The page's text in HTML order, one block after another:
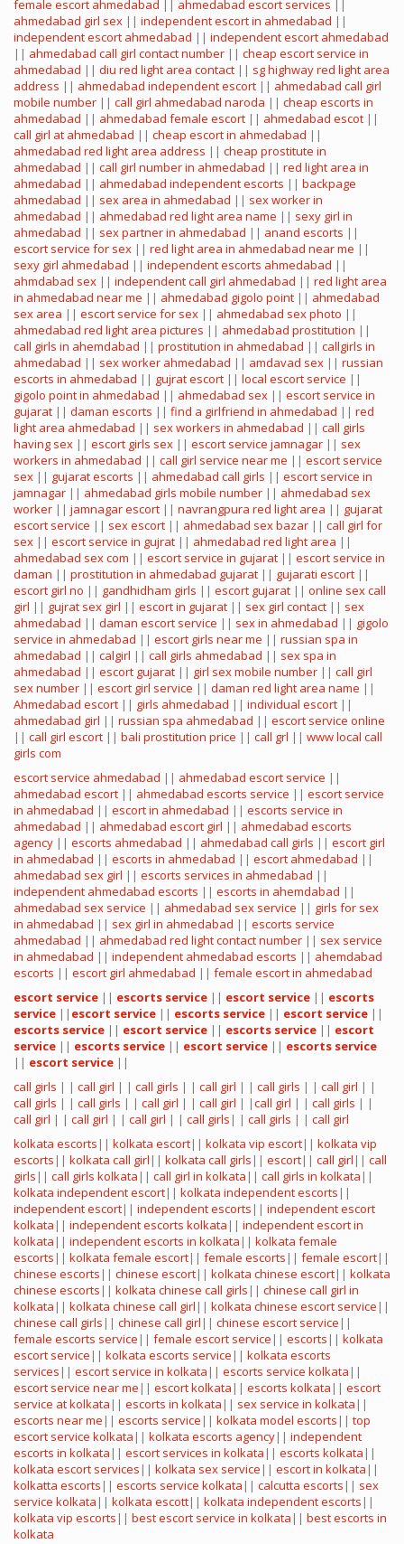
female escort ahmedabad ahmedabad escort services
ahmedabad girl sex || independent escort in ahmedabad ||
independent escort ahmedabad || independent escort ahmedabad
|| ahmedabad call girl contact number || cheap escort service in
ahmedabad || diu red light area contact || sg highway red light area
address || ahmedabad independent escort || ahmedabad call girl
mobile number || call girl ahmedabad naroda || cheap escorts in
ahmedabad || ahmedabad female escort || ahmedabad escot ||
call girl at ahmedabad || cheap escort in ahmedabad ||
ahmedabad red light area address || cheap prostitute in
ahmedabad || call girl number in ahmedabad || red light area in
ahmedabad || ahmedabad independent escorts || backpage
ahmedabad || sex area in ahmedabad || sex worker in
ahmedabad || ahmedabad red light area name || sexy girl in
ahmedabad || sex partner in ahmedabad || anand escorts ||
escort service for sex || red light area in ahmedabad near me ||
sexy girl ahmedabad || independent escorts ahmedabad ||
ahmdabad sex || independent call girl ahmedabad || red light area
in ahmedabad near me || ahmedabad gigolo point || ahmedabad
sex area || escort service for sex || ahmedabad sex photo ||
ahmedabad red light area pictures || ahmedabad prostitution ||
call girls in ahemdabad || prostitution in ahmedabad || callgirls in
ahmedabad || sex worker ahmedabad || amdavad sex || russian
escorts in ahmedabad || gujrat escort || local escort service ||
gigolo point in ahmedabad || ahmedabad sex || escort service in
gujarat || daman escorts || find a girlfriend in ahmedabad || red
light area ahmedabad || sex workers in ahmedabad || call girls
having sex || escort girls sex || escort service jamnagar || sex
workers in ahmedabad || call girl service near me || escort service
sex || gujarat escorts || ahmedabad call girls || escort service in
jamnagar || ahmedabad girls mobile number || ahmedabad sex
worker || jamnagar escort || navrangpura red light area || gujarat
escort service || sex escort || ahmedabad sex bazar || call girl for
sex || escort service in gujrat || ahmedabad red light area ||
ahmedabad sex com || escort service in gujarat || escort service in
daman || prostitution in ahmedabad gujarat || gujarati escort ||
escort girl no || gandhidham girls || escort gujarat || online sex call
girl || gujrat sex girl || escort in gujarat || sex girl contact || sex
ahmedabad || daman escort service || sex in ahmedabad || gigolo
service in ahmedabad || escort girls near me || russian spa in
ahmedabad || calgirl || call girls ahmedabad || sex spa in
ahmedabad || escort gujarat || girl sex mobile number || call girl
sex number || escort girl service || daman red light area name ||
Ahmedabad escort || girls ahmedabad || individual escort ||
ahmedabad girl || russian spa ahmedabad || escort service online
|| call girl escort || bali prostitution price || call grl || www local call
girls com
escort service ahmedabad || ahmedabad escort service ||
ahmedabad escort || ahmedabad escorts service || escort service
in ahmedabad || escort in ahmedabad || escorts service in
ahmedabad || ahmedabad escort girl || ahmedabad escorts
agency || escorts ahmedabad || ahmedabad call girls || escort girl
in ahmedabad || escorts in ahmedabad || escort ahmedabad ||
ahmedabad sex girl || escorts services in ahmedabad ||
independent ahmedabad escorts || escorts in ahemdabad ||
ahmedabad sex service || ahmedabad sex service || girls for sex
in ahmedabad || sex girl in ahmedabad || escorts service
ahmedabad || ahmedabad red light contact number || sex service
in ahmedabad || independent ahmedabad escorts || ahemdabad
escorts || escort girl ahmedabad || female escort in ahmedabad
escort service || escorts service || escort service || escorts
service || escort service || escorts service || escort service ||
escorts service || escort service || escorts service || escort
service || escorts service || escort service || escorts service
|| escort service ||
call girls | | call girl | | call girls | | call girl | | call girls | | call girl | |
call girls | | call girls | | call girl | | call girl | |call girl | | call girls | |
call girl | | call girl | | call girl | | call girls | | call girls | | call girl
kolkata escorts || kolkata escort|| kolkata vip escort|| kolkata vip
escorts || kolkata call girl || kolkata call girls || escort|| call girl || call
girls || call girls kolkata || call girl in kolkata || call girls in kolkata ||
kolkata independent escort|| kolkata independent escorts ||
independent escort|| independent escorts || independent escort
kolkata || independent escorts kolkata || independent escort in
kolkata || independent escorts in kolkata || kolkata female
escorts || kolkata female escort|| female escorts || female escort||
chinese escorts || chinese escort|| kolkata chinese escort|| kolkata
chinese escorts || kolkata chinese call girls || chinese call girl in
kolkata || kolkata chinese call girl || kolkata chinese escort service ||
chinese call girls || chinese call girl || chinese escort service ||
female escorts service || female escort service || escorts || kolkata
escort service || kolkata escorts service || kolkata escorts
services || escort service in kolkata || escorts service kolkata ||
escort service near me || escort kolkata || escorts kolkata || escort
service at kolkata || escorts in kolkata || sex service in kolkata ||
escorts near me || escorts service || kolkata model escorts || top
escort service kolkata || kolkata escorts agency|| independent
escorts in kolkata || escort services in kolkata || escorts kolkata ||
kolkata escort services || kolkata sex service || escort in kolkata ||
kolkatta escorts || escorts service kolkata || calcutta escorts || sex
service kolkata || kolkata escott|| kolkata independent escorts ||
kolkata vip escorts || best escort service in kolkata || best escorts in
kolkata